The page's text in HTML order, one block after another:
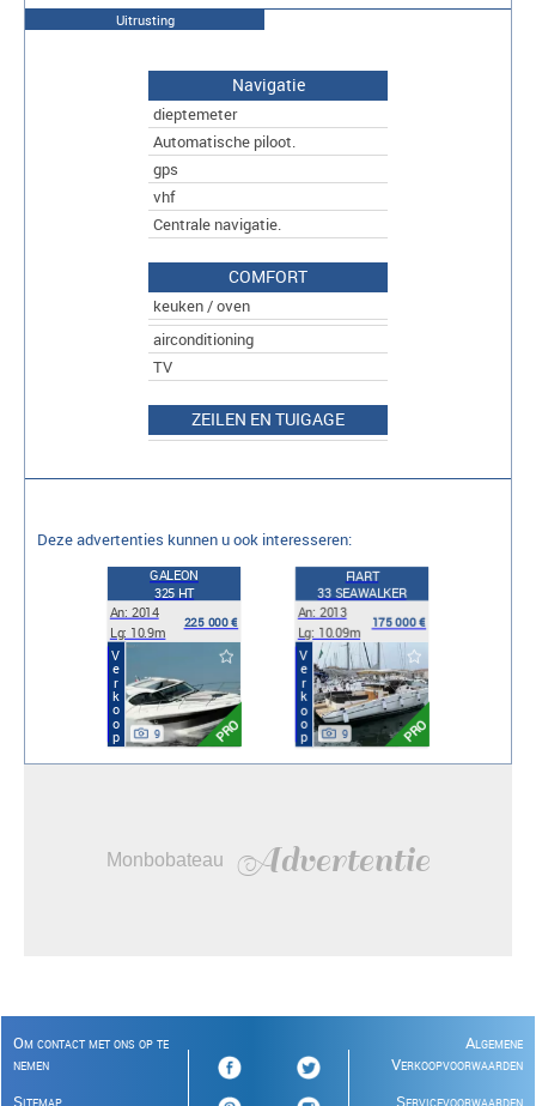
Uitrusting
Navigatie
dieptemeter
Automatische piloot.
gps
vhf
Centrale navigatie.
COMFORT
keuken / oven
airconditioning
TV
ZEILEN EN TUIGAGE
Deze advertenties kunnen u ook interesseren:
GALEON
325 HT
An: 2014
Lg: 10.9m
225 000 €
Verkoop PRO
9
FIART
33 SEAWALKER
An: 2013
Lg: 10.09m
175 000 €
Verkoop PRO
9
Monbobateau Advertentie
Om contact met ons op te
nemen
Sitemap
Algemene
Verkoopvoorwaarden
Servicevoorwaarden